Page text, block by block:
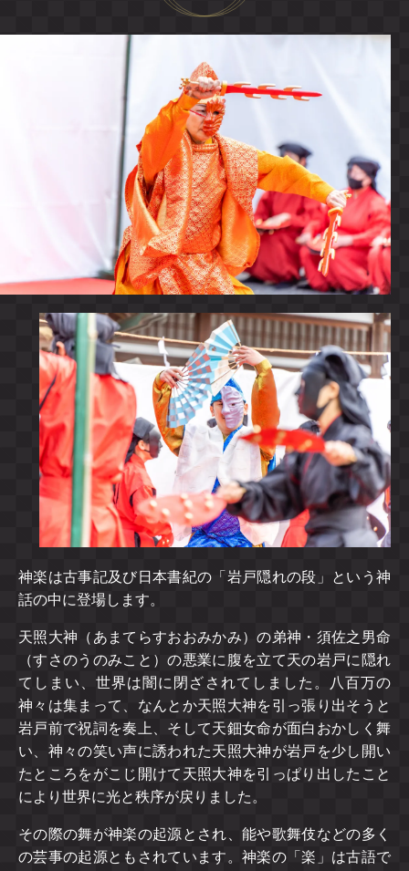
神楽は古事記及び日本書紀の「岩戸隠れの段」という神
話の中に登場します。
天照大神（あまてらすおおみかみ）の弟神・須佐之男命
（すさのうのみこと）の悪業に腹を立て天の岩戸に隠れ
てしまい、世界は闇に閉ざされてしました。八百万の
神々は集まって、なんとか天照大神を引っ張り出そうと
岩戸前で祝詞を奏上、そして天鈿女命が面白おかしく舞
い、神々の笑い声に誘われた天照大神が岩戸を少し開い
たところをがこじ開けて天照大神を引っぱり出したこと
により世界に光と秩序が戻りました。
その際の舞が神楽の起源とされ、能や歌舞伎などの多く
の芸事の起源ともされています。神楽の「楽」は古語で